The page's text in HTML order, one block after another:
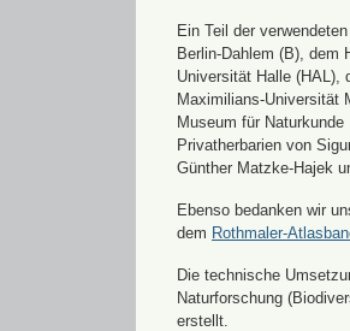
Ein Teil der
Berlin-Dahlem (B), dem
Universität Halle (HAL),
Maximilians-Universität
Museum für
Privatherbarien von
Günther Matzke-Hajek
Ebenso bedanken wir
dem Rothmaler-
Die technische
Naturforschung
erstellt.